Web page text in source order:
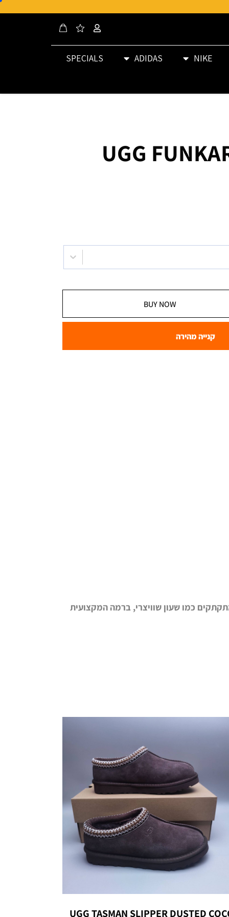
NIKE
ADIDAS
SPECIALS
UGG
BUY NOW
קנייה מהירה
כמו שעון שוויצרי, ברמה המקצועית
UGG TASMAN SLIPPER DUSTED